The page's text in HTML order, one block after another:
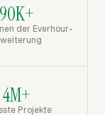
90K+
der Everhour-
4M+
Projekte